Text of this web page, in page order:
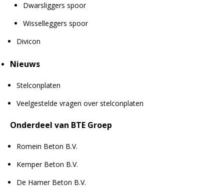
Dwarsliggers spoor
Wisselleggers spoor
Divicon
Nieuws
Stelconplaten
Veelgestelde vragen over stelconplaten
Onderdeel van BTE Groep
Romein Beton B.V.
Kemper Beton B.V.
De Hamer Beton B.V.